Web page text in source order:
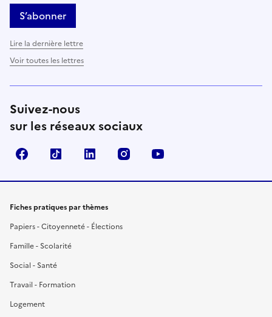
S’abonner
Lire la dernière lettre
Voir toutes les lettres
Suivez-nous
sur les réseaux sociaux
FacebookTikTok LinkedIn Instagram
Fiches pratiques par thèmes
Papiers - Citoyenneté - Élections
Famille - Scolarité
Social - Santé
Travail - Formation
Logement